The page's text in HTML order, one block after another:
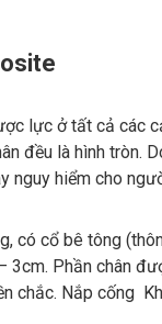
lực ở tất cả các
đều là hình tròn.
nguy hiểm cho
có cổ bê tông
3cm. Phần chân
chắc. Nắp cống